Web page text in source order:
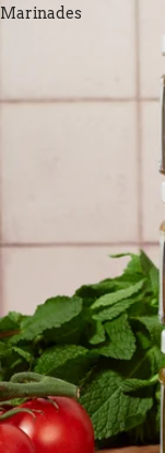
Marinades